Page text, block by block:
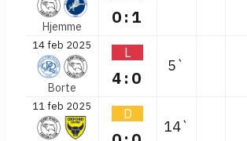
Hjemme 0:1
14 feb 2025
Borte
L
4:0
5`
11 feb 2025 D
14`